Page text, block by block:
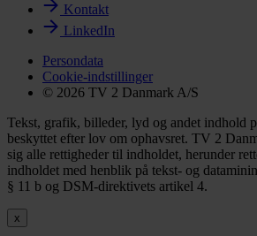
Kontakt
LinkedIn
Persondata
Cookie-indstillinger
© 2026 TV 2 Danmark A/S
Tekst, grafik, billeder, lyd og andet indhold
beskyttet efter lov om ophavsret. TV 2
sig alle rettigheder til indholdet, herunder
indholdet med henblik på tekst- og
§ 11 b og DSM-direktivets artikel 4.
x